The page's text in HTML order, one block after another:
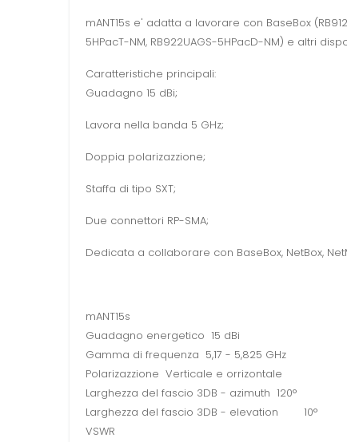
mANT15s e' adatta a lavorare con BaseBox
5HPacT-NM, RB922UAGS-5HPacD-NM) e altri
Caratteristiche principali:
Guadagno 15 dBi;
Lavora nella banda 5 GHz;
Doppia polarizazzione;
Staffa di tipo SXT;
Due connettori RP-SMA;
Dedicata a collaborare con BaseBox, NetBox,
mANT15s
Guadagno energetico 15 dBi
Gamma di frequenza 5,17 - 5,825 GHz
Polarizazzione Verticale e orrizontale
Larghezza del fascio 3DB - azimuth 120°
Larghezza del fascio 3DB - elevation 10°
VSWR